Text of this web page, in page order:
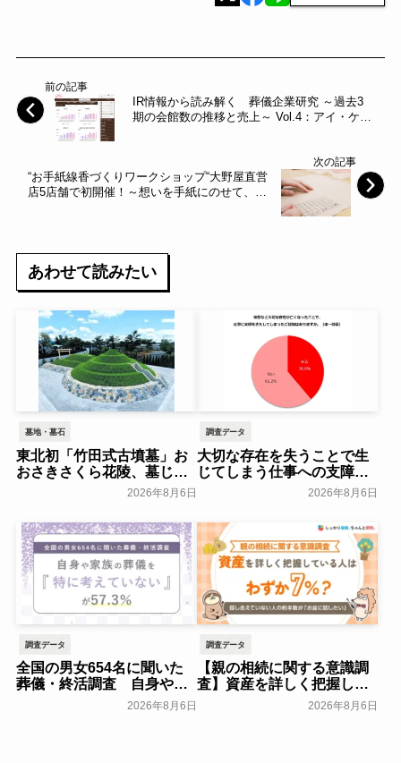
前の記事
IR情報から読み解く 葬儀企業研究 ～過去3
期の会館数の推移と売上～ Vol.4：アイ・ケ
次の記事
“お手紙線香づくりワークショップ“大野屋直営
店5店舗で初開催！～想いを手紙にのせて、大
あわせて読みたい
墓地・墓石
東北初「竹田式古墳墓」お
おさきさくら花陵、墓じま
いのご負担を軽減する「墓
開始 ─ 合同永久埋葬（合祀
墓）への改葬がお二人目以
降100,000円（税込）に【株
式会社前方後円墳】～前方
後円墳～
一般公開
2026年8月6日
調査データ
大切な存在を失うことで生
じてしまう仕事への支障
「経験がある」38.8％～ビ
一般公開
2026年8月6日
調査データ
全国の男女654名に聞いた
葬儀・終活調査 自身や家
族の葬儀について「特に考
えていない」が57.3％～
2026年8月6日
調査データ
【親の相続に関する意識調
査】資産を詳しく把握して
いる人はわずか7％？具体的
に話せていない人の約半数
2026年8月6日